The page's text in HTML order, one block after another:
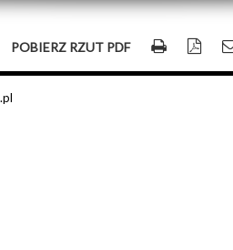
POBIERZ RZUT PDF